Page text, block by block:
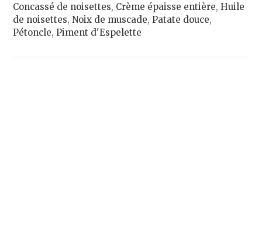
Concassé de noisettes, Crème épaisse entière,Huile
de noisettes,Noix de muscade,Patate douce,
Pétoncle,Piment d'Espelette